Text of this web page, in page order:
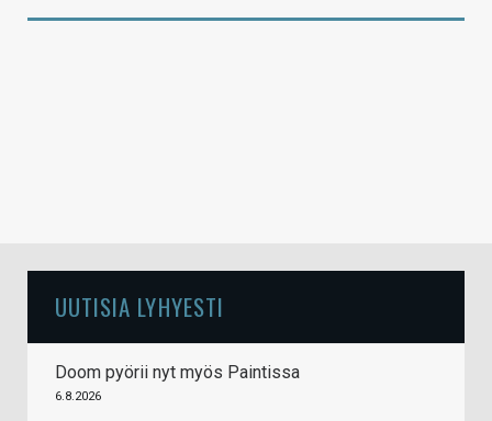
UUTISIA LYHYESTI
Doom pyörii nyt myös Paintissa
6.8.2026